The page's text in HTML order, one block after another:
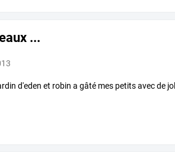
...
d'eden et robin a gâté mes petits avec de